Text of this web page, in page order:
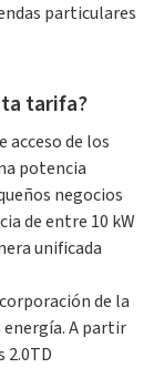
particulares
tarifa?
acceso de los
potencia
negocios
de entre 10 kW
unificada
de la
A partir
2.0TD